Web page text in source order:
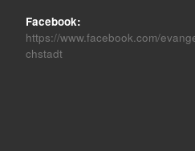
Facebook:
https://www.facebook.com/
chstadt